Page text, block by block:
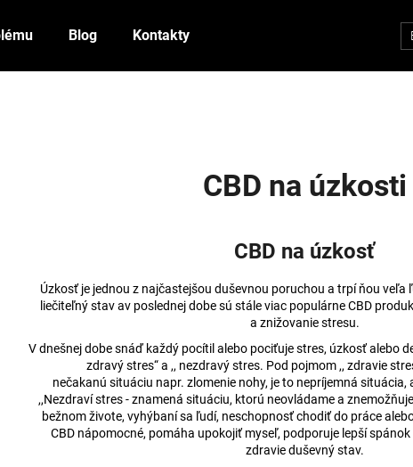
Blog Kontakty
CBD na úzkosti
CBD na úzkosť
Úzkosť je jednou z najčastejšou duševnou poruchou a trpí ňou veľa
liečiteľný stav av poslednej dobe sú stále viac populárne CBD
a znižovanie stresu.
V dnešnej dobe snáď každý pocítil alebo pociťuje stres, úzkosť alebo
zdravý stres“ a ,, nezdravý stres. Pod pojmom ,, zdravie
nečakanú situáciu napr. zlomenie nohy, je to nepríjemná situácia,
,,Nezdraví stres - znamená situáciu, ktorú neovládame a
bežnom živote, vyhýbaní sa ľudí, neschopnosť chodiť do práce
CBD nápomocné, pomáha upokojiť myseľ, podporuje lepší
zdravie duševný stav.
BROAD-SPECTRUM PRE MALÉ
KONOPNÁ MASŤ
€15,37
Pôvodne: €16,24